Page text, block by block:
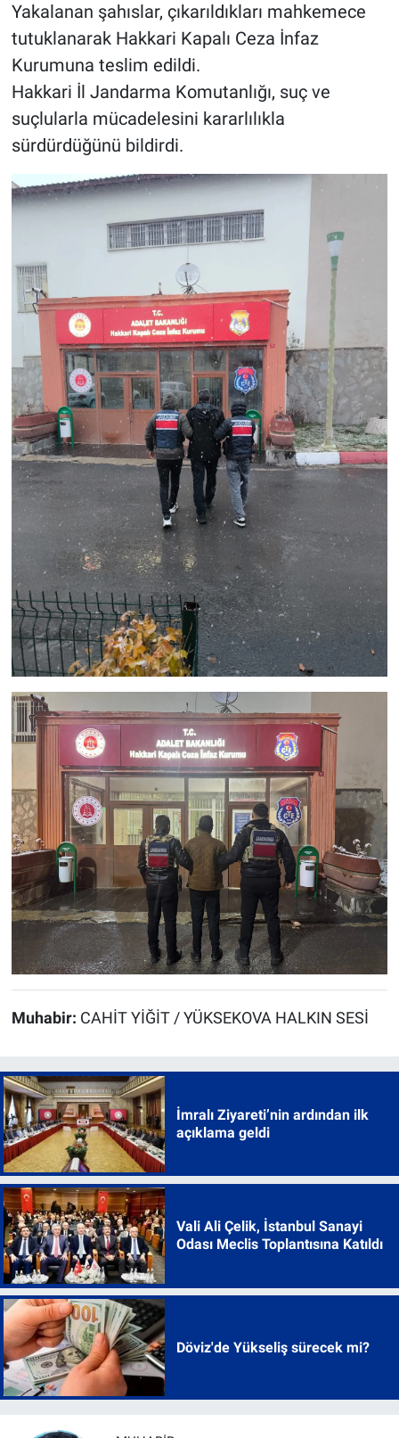
Yakalanan şahıslar, çıkarıldıkları mahkemece
tutuklanarak Hakkari Kapalı Ceza İnfaz
Kurumuna teslim edildi.
Hakkari İl Jandarma Komutanlığı, suç ve
suçlularla mücadelesini kararlılıkla
sürdürdüğünü bildirdi.
Muhabir: CAHİT YİĞİT / YÜKSEKOVA HALKIN SESİ
İmralı Ziyareti’nin ardından ilk
açıklama geldi
Vali Ali Çelik, İstanbul Sanayi
Odası Meclis Toplantısına Katıldı
Döviz'de Yükseliş sürecek mi?